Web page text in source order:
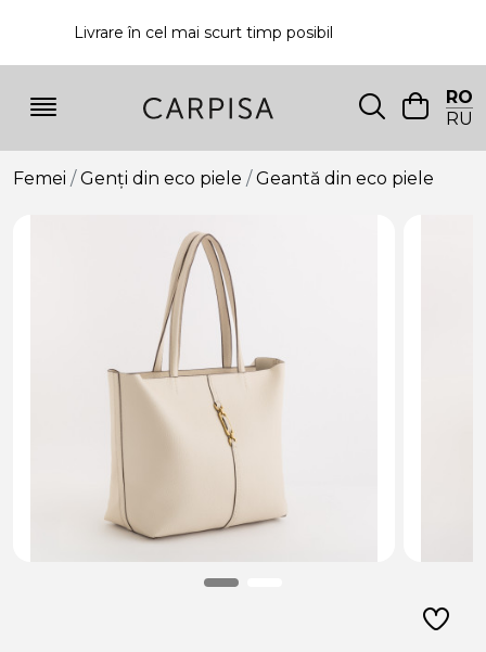
Livrare în cel mai scurt timp posibil
RO
RU
Femei Genți din eco piele Geantă din eco piele